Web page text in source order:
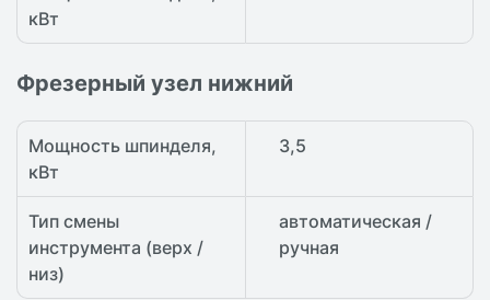
кВт
Фрезерный узел нижний
Мощность шпинделя,
кВт
3,5
Тип смены
инструмента (верх /
низ)
автоматическая /
ручная